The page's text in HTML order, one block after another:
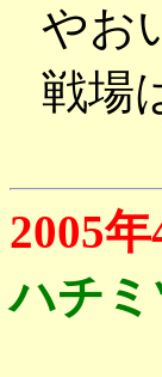
やお
戦場
2005
ハチ